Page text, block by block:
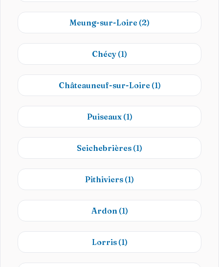
Meung-sur-Loire (2)
Chécy (1)
Châteauneuf-sur-Loire (1)
Puiseaux (1)
Seichebrières (1)
Pithiviers (1)
Ardon (1)
Lorris (1)